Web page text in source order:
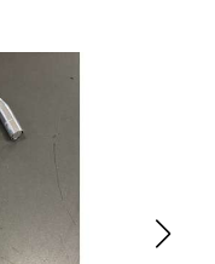
Rengjøring & Vedlikehold